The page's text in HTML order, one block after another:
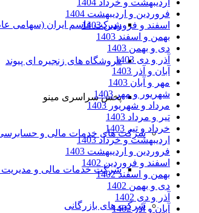
شرکت قاسم ایران (سهامی
فروشگاه های زنجیره ای پیوند
پخش سراسری مینو
شرکت های خدمات مالی و
شرکت خدمات مالی و مدیریت
شرکت های بازرگانی
فروردین و اردیبهشت 1404
اسفند و فروردین 1403
بهمن و اسفند 1403
دی و بهمن 1403
آذر و دی 1403
آبان و آذر 1403
مهر و آبان 1403
شهریور و مهر 1403
مرداد و شهریور 1403
تیر و مرداد 1403
خرداد و تیر 1403
اردیبهشت و خرداد 1403
فروردین و اردیبهشت 1403
اسفند و فروردین 1402
بهمن و اسفند 1402
دی و بهمن 1402
آذر و دی 1402
آبان و آذر 1402